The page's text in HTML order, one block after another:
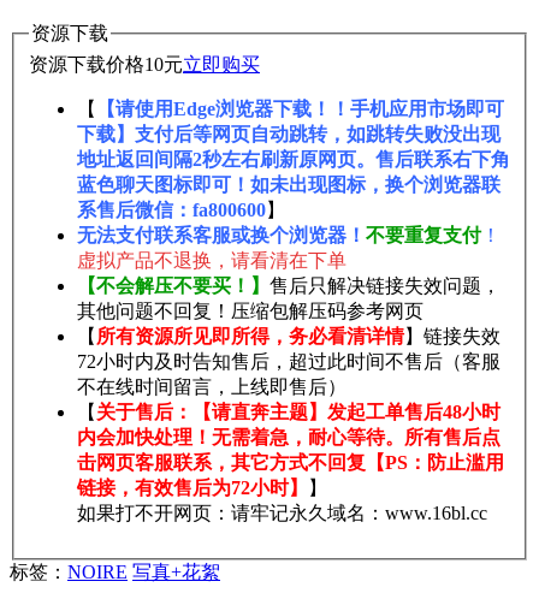
资源下载
资源下载价格10元立即购买
【
【请使用Edge浏览器下载！！手机应用市场即可
下载】支付后等网页自动跳转，如跳转失败没出现
地址返回间隔2秒左右刷新原网页。售后联系右下角
蓝色聊天图标即可！如未出现图标，换个浏览器联
系售后微信：fa800600】
无法支付联系客服或换个浏览器！ 不要重复支付！
虚拟产品不退换，请看清在下单
【不会解压不要买！】 售后只解决链接失效问题，
其他问题不回复！压缩包解压码参考网页
【 所有资源所见即所得，务必看清详情】链接失效
72小时内及时告知售后，超过此时间不售后（客服
不在线时间留言，上线即售后）
【 关于售后：【请直奔主题】发起工单售后48小时
内会加快处理！无需着急，耐心等待。所有售后点
击网页客服联系，其它方式不回复【PS：防止滥用
链接，有效售后为72小时】
】
如果打不开网页：请牢记永久域名：www.16bl.cc
标签： NOIRE 写真+花絮